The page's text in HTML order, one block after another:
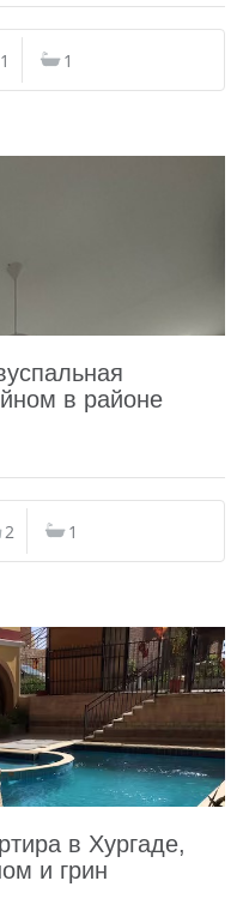
1 1
в районе
2 1
в Хургаде,
и грин